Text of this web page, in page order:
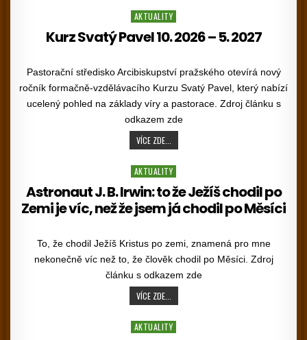
Posted in
AKTUALITY
Kurz Svatý Pavel 10. 2026 – 5. 2027
Pastorační středisko Arcibiskupství pražského otevírá nový
ročník formačně-vzdělávacího Kurzu Svatý Pavel, který nabízí
ucelený pohled na základy víry a pastorace. Zdroj článku s
odkazem zde
VÍCE ZDE...
Posted in
AKTUALITY
Astronaut J. B. Irwin: to že Ježíš chodil po
Zemi je víc, než že jsem já chodil po Měsíci
To, že chodil Ježíš Kristus po zemi, znamená pro mne
nekonečně víc než to, že člověk chodil po Měsíci. Zdroj
článku s odkazem zde
VÍCE ZDE...
Posted in
AKTUALITY